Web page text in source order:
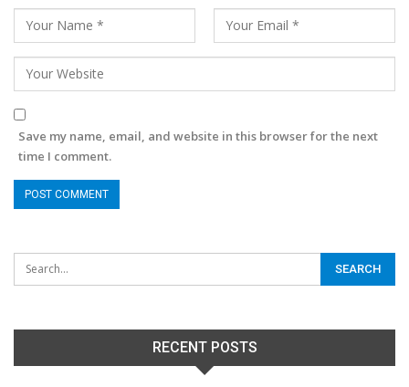
Save my name, email, and website in this browser for the next
time I comment.
RECENT POSTS